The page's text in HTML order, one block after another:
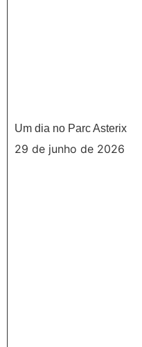
Um dia no Parc Asterix
29 de junho de 2026